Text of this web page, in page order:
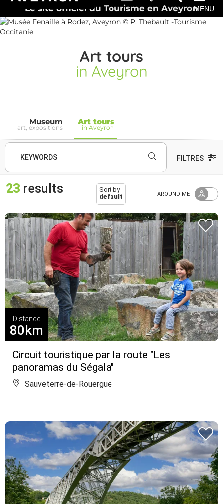
Le site officiel du Tourisme en AveyronMENU
Art tours
in Aveyron
Museum
art, expositions
Art tours
in Aveyron
KEYWORDS FILTRES
23 results
Sort by
default
AROUND ME
Circuit touristique par la route "Les
panoramas du Ségala"
Distance
80km
Sauveterre-de-Rouergue